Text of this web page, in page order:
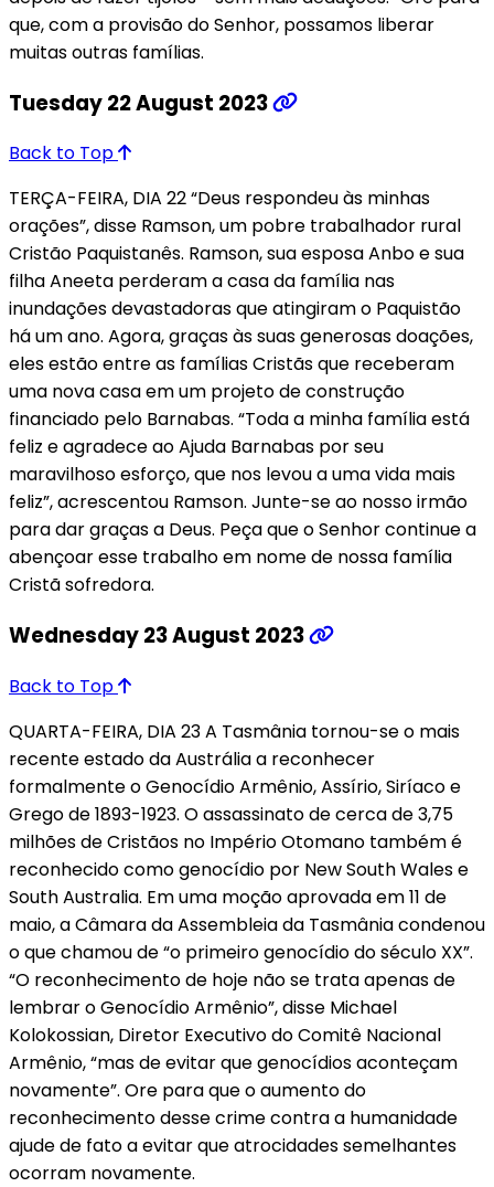
que, com a provisão do Senhor, possamos liberar
muitas outras famílias.
Tuesday 22 August 2023
Back to Top
TERÇA-FEIRA, DIA 22 “Deus respondeu às minhas
orações”, disse Ramson, um pobre trabalhador rural
Cristão Paquistanês. Ramson, sua esposa Anbo e sua
filha Aneeta perderam a casa da família nas
inundações devastadoras que atingiram o Paquistão
há um ano. Agora, graças às suas generosas doações,
eles estão entre as famílias Cristãs que receberam
uma nova casa em um projeto de construção
financiado pelo Barnabas. “Toda a minha família está
feliz e agradece ao Ajuda Barnabas por seu
maravilhoso esforço, que nos levou a uma vida mais
feliz”, acrescentou Ramson. Junte-se ao nosso irmão
para dar graças a Deus. Peça que o Senhor continue a
abençoar esse trabalho em nome de nossa família
Cristã sofredora.
Wednesday 23 August 2023
Back to Top
QUARTA-FEIRA, DIA 23 A Tasmânia tornou-se o mais
recente estado da Austrália a reconhecer
formalmente o Genocídio Armênio, Assírio, Siríaco e
Grego de 1893-1923. O assassinato de cerca de 3,75
milhões de Cristãos no Império Otomano também é
reconhecido como genocídio por New South Wales e
South Australia. Em uma moção aprovada em 11 de
maio, a Câmara da Assembleia da Tasmânia condenou
o que chamou de “o primeiro genocídio do século XX”.
“O reconhecimento de hoje não se trata apenas de
lembrar o Genocídio Armênio”, disse Michael
Kolokossian, Diretor Executivo do Comitê Nacional
Armênio, “mas de evitar que genocídios aconteçam
novamente”. Ore para que o aumento do
reconhecimento desse crime contra a humanidade
ajude de fato a evitar que atrocidades semelhantes
ocorram novamente.